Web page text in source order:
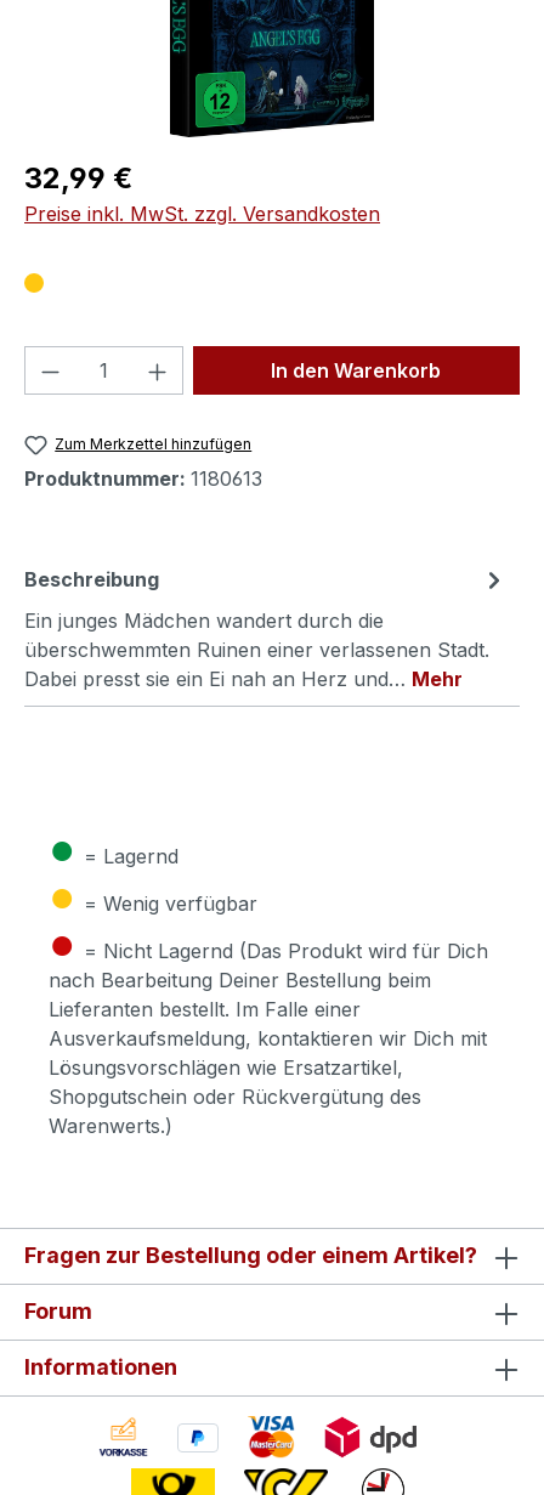
Regulärer Preis:
32,99 €
Preise inkl. MwSt. zzgl. Versandkosten
Produkt Anzahl: Gib denIn den Warenkorb
Zum Merkzettel hinzufügen
Produktnummer: 1180613
Beschreibung
Ein junges Mädchen wandert durch die
überschwemmten Ruinen einer verlassenen Stadt.
Dabei presst sie ein Ei nah an Herz und… Mehr
● = Lagernd
● = Wenig verfügbar
● = Nicht Lagernd (Das Produkt wird für Dich
nach Bearbeitung Deiner Bestellung beim
Lieferanten bestellt. Im Falle einer
Ausverkaufsmeldung, kontaktieren wir Dich mit
Lösungsvorschlägen wie Ersatzartikel,
Shopgutschein oder Rückvergütung des
Warenwerts.)
Fragen zur Bestellung oder einem Artikel?
Forum
Informationen